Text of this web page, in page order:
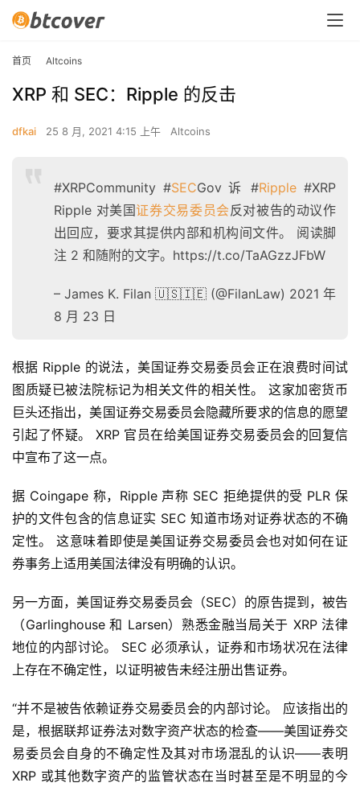
首页 Altcoins
XRP 和 SEC：Ripple 的反击
dfkai 25 8 月, 2021 4:15 上午 Altcoins
#XRPCommunity #SECGov 诉 #Ripple #XRP
Ripple 对美国证券交易委员会反对被告的动议作
出回应，要求其提供内部和机构间文件。 阅读脚
注 2 和随附的文字。https://t.co/TaAGzzJFbW
– James K. Filan 🇺🇸🇮🇪 (@FilanLaw) 2021 年
8 月 23 日
根据 Ripple 的说法，美国证券交易委员会正在浪费时间试
图质疑已被法院标记为相关文件的相关性。 这家加密货币
巨头还指出，美国证券交易委员会隐藏所要求的信息的愿望
引起了怀疑。 XRP 官员在给美国证券交易委员会的回复信
中宣布了这一点。
据 Coingape 称，Ripple 声称 SEC 拒绝提供的受 PLR 保
护的文件包含的信息证实 SEC 知道市场对证券状态的不确
定性。 这意味着即使是美国证券交易委员会也对如何在证
券事务上适用美国法律没有明确的认识。
另一方面，美国证券交易委员会（SEC）的原告提到，被告
（Garlinghouse 和 Larsen）熟悉金融当局关于 XRP 法律
地位的内部讨论。 SEC 必须承认，证券和市场状况在法律
上存在不确定性，以证明被告未经注册出售证券。
“并不是被告依赖证券交易委员会的内部讨论。 应该指出的
是，根据联邦证券法对数字资产状态的检查——美国证券交
易委员会自身的不确定性及其对市场混乱的认识——表明
XRP 或其他数字资产的监管状态在当时甚至是不明显的今